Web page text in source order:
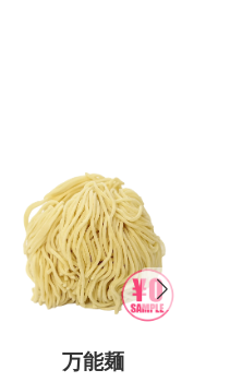
万能麺